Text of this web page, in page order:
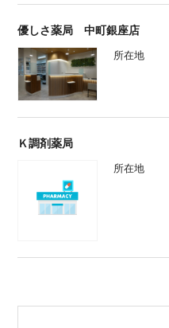
優しさ薬局 中町銀座店
所在地
Ｋ調剤薬局
所在地